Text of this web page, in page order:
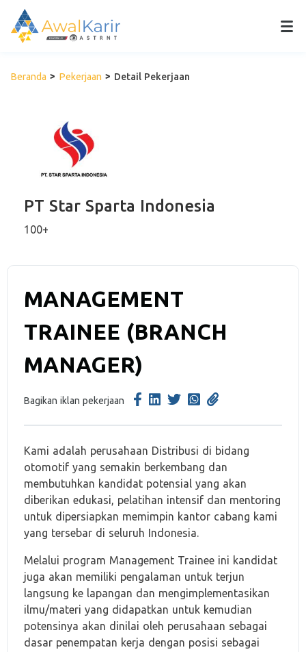
Beranda Pekerjaan Detail Pekerjaan
PT Star Sparta Indonesia
100+
MANAGEMENT
TRAINEE (BRANCH
MANAGER)
Bagikan iklan pekerjaan
Kami adalah perusahaan Distribusi di bidang
otomotif yang semakin berkembang dan
membutuhkan kandidat potensial yang akan
diberikan edukasi, pelatihan intensif dan mentoring
untuk dipersiapkan memimpin kantor cabang kami
yang tersebar di seluruh Indonesia.
Melalui program Management Trainee ini kandidat
juga akan memiliki pengalaman untuk terjun
langsung ke lapangan dan mengimplementasikan
ilmu/materi yang didapatkan untuk kemudian
potensinya akan dinilai oleh perusahaan sebagai
dasar penempatan kerja dengan posisi sebagai